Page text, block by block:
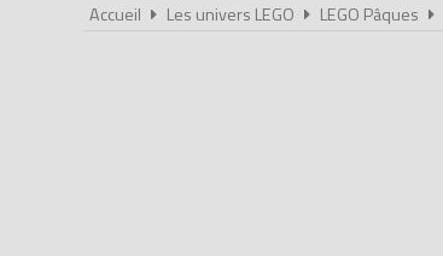
Accueil Les univers LEGO LEGO Pâques